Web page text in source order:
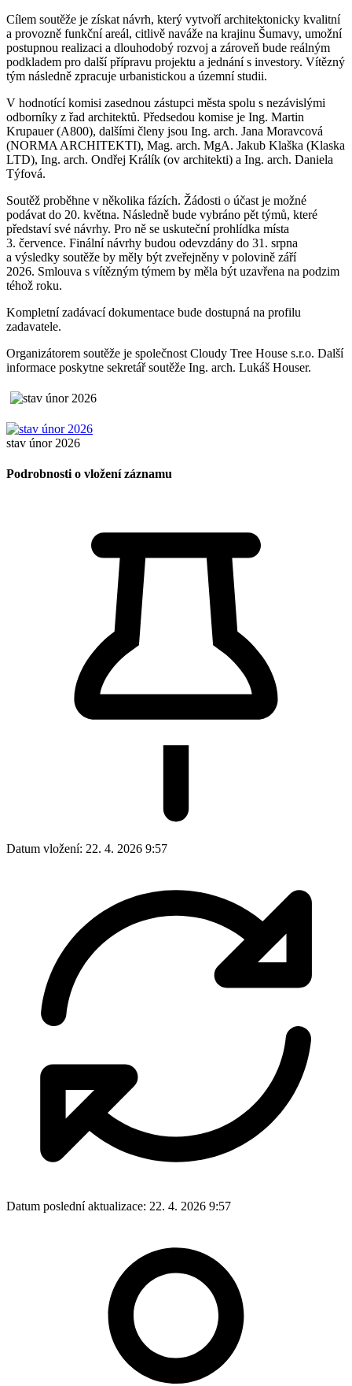
Cílem soutěže je získat návrh, který vytvoří architektonicky kvalitní
a provozně funkční areál, citlivě naváže na krajinu Šumavy, umožní
postupnou realizaci a dlouhodobý rozvoj a zároveň bude reálným
podkladem pro další přípravu projektu a jednání s investory. Vítězný
tým následně zpracuje urbanistickou a územní studii.
V hodnotící komisi zasednou zástupci města spolu s nezávislými
odborníky z řad architektů. Předsedou komise je Ing. Martin
Krupauer (A800), dalšími členy jsou Ing. arch. Jana Moravcová
(NORMA ARCHITEKTI), Mag. arch. MgA. Jakub Klaška (Klaska
LTD), Ing. arch. Ondřej Králík (ov architekti) a Ing. arch. Daniela
Týfová.
Soutěž proběhne v několika fázích. Žádosti o účast je možné
podávat do 20. května. Následně bude vybráno pět týmů, které
představí své návrhy. Pro ně se uskuteční prohlídka místa
3. července. Finální návrhy budou odevzdány do 31. srpna
a výsledky soutěže by měly být zveřejněny v polovině září
2026. Smlouva s vítězným týmem by měla být uzavřena na podzim
téhož roku.
Kompletní zadávací dokumentace bude dostupná na profilu
zadavatele.
Organizátorem soutěže je společnost Cloudy Tree House s.r.o. Další
informace poskytne sekretář soutěže Ing. arch. Lukáš Houser.
stav únor 2026
Podrobnosti o vložení záznamu
Datum vložení: 22. 4. 2026 9:57
Datum poslední aktualizace: 22. 4. 2026 9:57